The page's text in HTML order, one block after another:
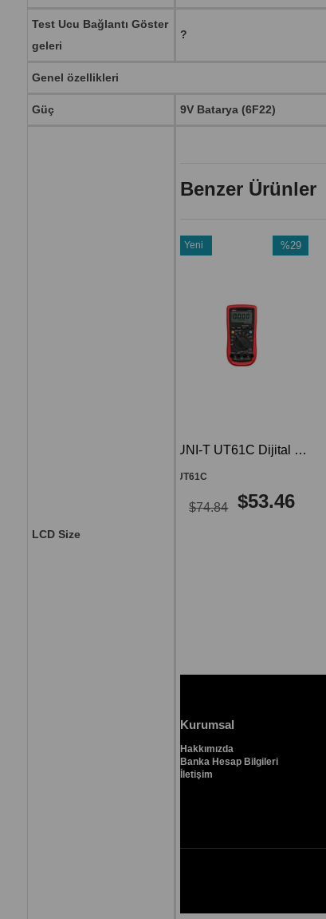
Test Ucu Bağlantı Göster
geleri
?
Genel özellikleri
Güç 9V Batarya (6F22)
LCD Size
Benzer Ürünler
UNI-T UT61C Dijital Multimetre Ölçü Aleti UT-61C UT 61C
$53.46
%29
$57.29
Kurumsal
Hakkımızda
Banka Hesap Bilgileri
İletişim